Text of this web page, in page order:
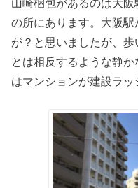
山崎梱包があるのは大
の所にあります。大阪
が？と思いましたが、
とは相反するような静
はマンションが建設ラッ